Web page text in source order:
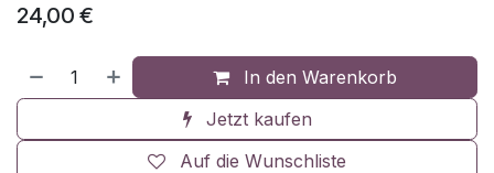
24,00 €
In den Warenkorb
Jetzt kaufen
Auf die Wunschliste